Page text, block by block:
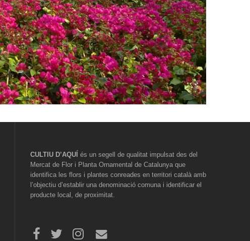
CULTIU D’AQUÍ és un segell de qualitat impulsat des del
Mercat de Flor i Planta Ornamental de Catalunya que
identifica les flors i plantes conreades en territori català amb
l’objectiu d’establir una denominació comuna i identificar el
producte local, de proximitat.